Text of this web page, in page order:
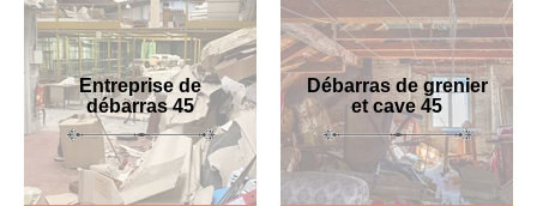
Entreprise de
débarras 45
Débarras de grenier
et cave 45